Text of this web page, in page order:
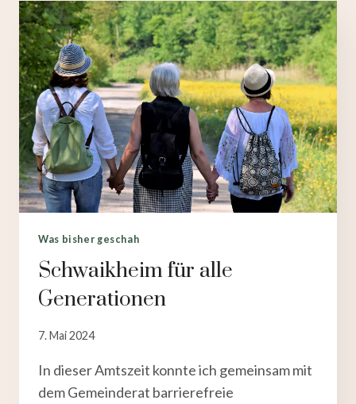
Was bisher geschah
Schwaikheim für alle
Generationen
Von
7. Mai 2024
In dieser Amtszeit konnte ich gemeinsam mit
dem Gemeinderat barrierefreie